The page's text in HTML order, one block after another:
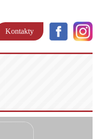
Kontakty